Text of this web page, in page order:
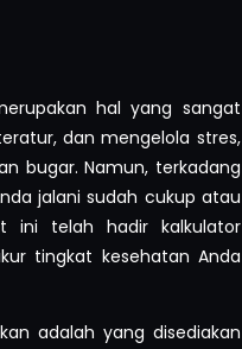
hal yang sangat
dan mengelola stres,
bugar. Namun, terkadang
jalani sudah cukup atau
ini telah hadir kalkulator
tingkat kesehatan Anda
adalah yang disediakan